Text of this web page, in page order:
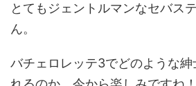
とてもジェントルマンなセバス
ん。
バチェロレッテ3でどのような紳